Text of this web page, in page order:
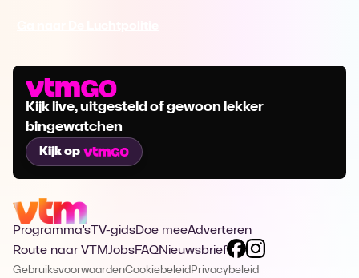
Kijk live, uitgesteld of gewoon lekker
bingewatchen
Kijk op
Programma's TV-gidsDoe meeAdverteren
Route naar VTMJobsFAQNieuwsbrief
GebruiksvoorwaardenCookiebeleid Privacybeleid